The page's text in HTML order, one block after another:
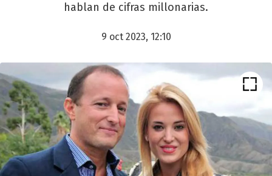
hablan de cifras millonarias.
9 oct 2023, 12:10